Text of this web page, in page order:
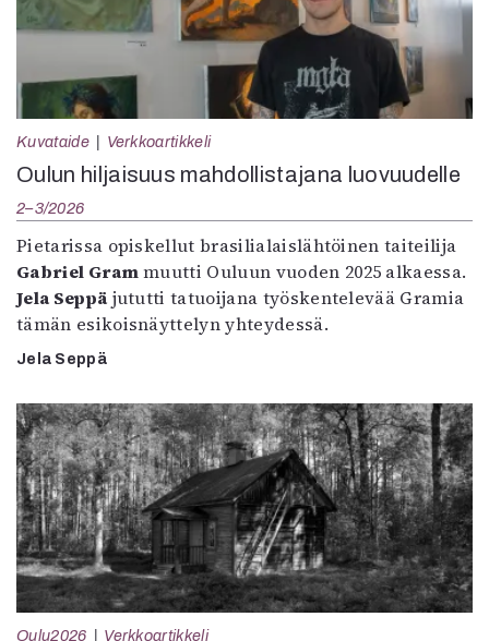
Kuvataide Verkkoartikkeli
Oulun hiljaisuus mahdollistajana luovuudelle
2–3/2026
Pietarissa opiskellut brasilialaislähtöinen taiteilija
Gabriel Grammuutti Ouluun vuoden 2025 alkaessa.
Jela Seppä jututti tatuoijana työskentelevää Gramia
tämän esikoisnäyttelyn yhteydessä.
Jela Seppä
Oulu2026 Verkkoartikkeli